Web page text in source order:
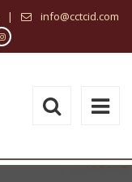
|
info@cctcid.com